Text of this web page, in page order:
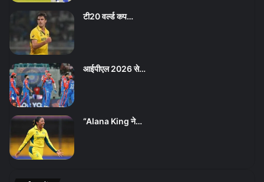
टी20 वर्ल्ड कप…
आईपीएल 2026 से…
“Alana King ने…